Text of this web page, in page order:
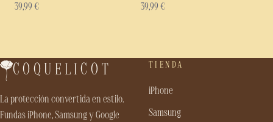
39,99 € 39,99 €
COQUELICOT
La protección convertida en estilo.
Fundas iPhone, Samsung y Google
TIENDA
iPhone
Samsung